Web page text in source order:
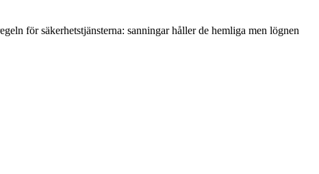
för säkerhetstjänsterna: sanningar håller de hemliga men lögnen